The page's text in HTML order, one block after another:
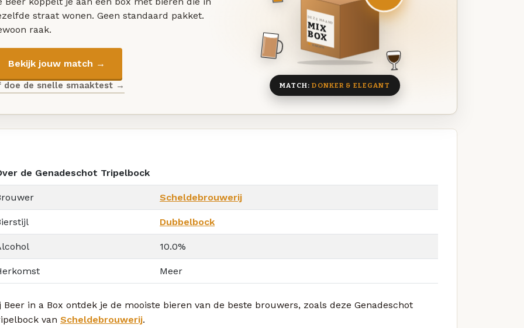
straat wonen. Geen standaard pakket.
raak.
Bekijk jouw match →
doe de snelle smaaktest →
DEZE MAAND
MIX
BOX
8 BIEREN
MATCH:DONKER & ELEGANT
de Genadeschot Tripelbock
Scheldebrouwerij
Dubbelbock
10.0%
Meer
Beer in a Box ontdek je de mooiste bieren van de beste brouwers, zoals deze Genadeschot
van Scheldebrouwerij.